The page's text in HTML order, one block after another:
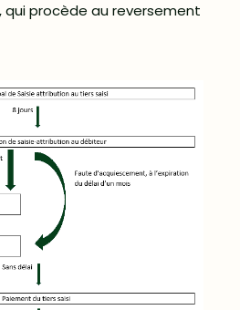
qui procède au reversement